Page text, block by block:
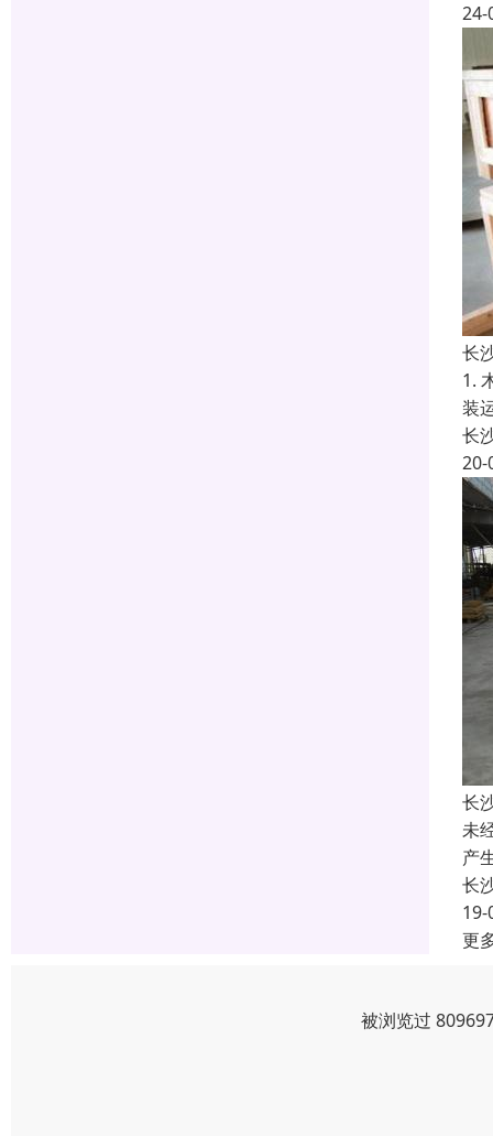
24-
长
1.
装
长
20-
长
未
产
长
19-
更
被浏览过